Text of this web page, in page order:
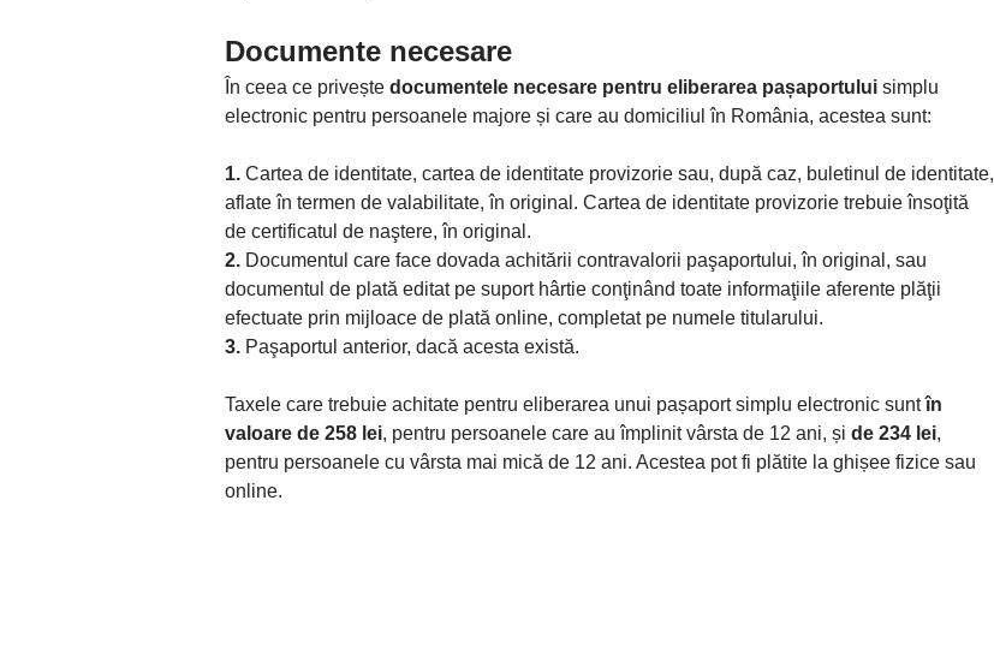
Documente necesare
În ceea ce privește documentele necesare pentru eliberarea pașaportului simplu
electronic pentru persoanele majore și care au domiciliul în România, acestea sunt:
1. Cartea de identitate, cartea de identitate provizorie sau, după caz, buletinul de identitate,
aflate în termen de valabilitate, în original. Cartea de identitate provizorie trebuie însoţită
de certificatul de naştere, în original.
2. Documentul care face dovada achitării contravalorii paşaportului, în original, sau
documentul de plată editat pe suport hârtie conţinând toate informaţiile aferente plăţii
efectuate prin mijloace de plată online, completat pe numele titularului.
3. Paşaportul anterior, dacă acesta există.
Taxele care trebuie achitate pentru eliberarea unui pașaport simplu electronic suntîn
valoare de 258 lei, pentru persoanele care au împlinit vârsta de 12 ani, și de 234 lei,
pentru persoanele cu vârsta mai mică de 12 ani. Acestea pot fi plătite la ghișee fizice sau
online.